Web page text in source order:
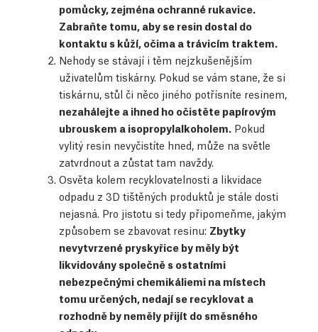
pomůcky, zejména ochranné rukavice.
Zabraňte tomu, aby se resin dostal do
kontaktu s kůží, očima a trávicím traktem.
Nehody se stávají i těm nejzkušenějším
uživatelům tiskárny. Pokud se vám stane, že si
tiskárnu, stůl či něco jiného potřísníte resinem,
nezahálejte a ihned ho očistěte papírovým
ubrouskem a isopropylalkoholem. Pokud
vylitý resin nevyčistíte hned, může na světle
zatvrdnout a zůstat tam navždy.
Osvěta kolem recyklovatelnosti a likvidace
odpadu z 3D tištěných produktů je stále dosti
nejasná. Pro jistotu si tedy připomeňme, jakým
způsobem se zbavovat resinu: Zbytky
nevytvrzené pryskyřice by měly být
likvidovány společně s ostatními
nebezpečnými chemikáliemi na místech
tomu určených, nedají se recyklovat a
rozhodně by neměly přijít do směsného